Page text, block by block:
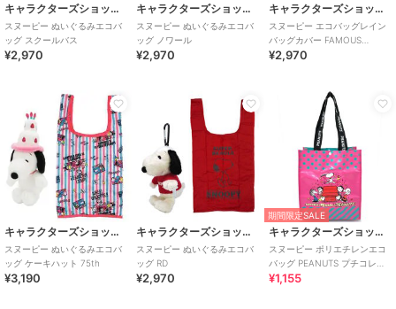
キャラクターズショップ ラフラフ
スヌーピー ぬいぐるみエコバ
ッグ スクールバス
¥2,970
キャラクターズショップ ラフラフ
スヌーピー ぬいぐるみエコバ
ッグ ノワール
¥2,970
キャラクターズショップ ラフラフ
スヌーピー エコバッグレイン
バッグカバー FAMOUS
BEAGLE
¥2,970
キャラクターズショップ ラフラフ
スヌーピー ぬいぐるみエコバ
ッグ ケーキハット 75th
¥3,190
キャラクターズショップ ラフラフ
スヌーピー ぬいぐるみエコバ
ッグ RD
¥2,970
期間限定SALE
キャラクターズショップ ラフラフ
スヌーピー ポリエチレンエコ
バッグ PEANUTS プチコレク
ション 75周年
¥1,155